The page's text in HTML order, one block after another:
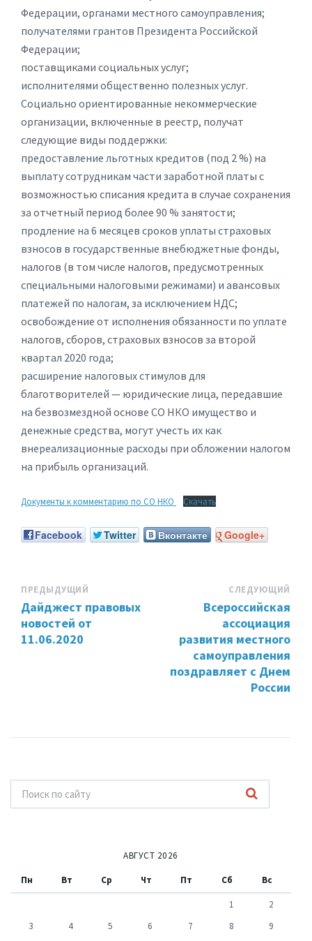
Федерации, органами местного самоуправления;
получателями грантов Президента Российской
Федерации;
поставщиками социальных услуг;
исполнителями общественно полезных услуг.
Социально ориентированные некоммерческие
организации, включенные в реестр, получат
следующие виды поддержки:
предоставление льготных кредитов (под 2 %) на
выплату сотрудникам части заработной платы с
возможностью списания кредита в случае сохранения
за отчетный период более 90 % занятости;
продление на 6 месяцев сроков уплаты страховых
взносов в государственные внебюджетные фонды,
налогов (в том числе налогов, предусмотренных
специальными налоговыми режимами) и авансовых
платежей по налогам, за исключением НДС;
освобождение от исполнения обязанности по уплате
налогов, сборов, страховых взносов за второй
квартал 2020 года;
расширение налоговых стимулов для
благотворителей — юридические лица, передавшие
на безвозмездной основе СО НКО имущество и
денежные средства, могут учесть их как
внереализационные расходы при обложении налогом
на прибыль организаций.
Документы к комментарию по СО НКО Скачать
Facebook Twitter Вконтакте Google+
ПРЕДЫДУЩИЙ
Дайджест правовых
новостей от
11.06.2020
СЛЕДУЮЩИЙ
Всероссийская
ассоциация
развития местного
самоуправления
поздравляет с Днем
России
АВГУСТ 2026
Пн Вт Ср Чт Пт Сб Вс
1
2
3
4 5 6 7 8
9